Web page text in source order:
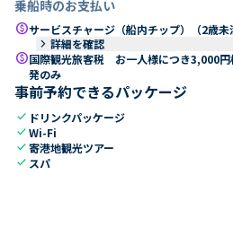
乗船時のお支払い
paidサービスチャージ（船内チップ）（2歳未
keyboard_arrow_right 詳細を確認
paid国際観光旅客税 お一人様につき3,000
発のみ
事前予約できるパッケージ
check ドリンクパッケージ
checkWi-Fi
check寄港地観光ツアー
check スパ